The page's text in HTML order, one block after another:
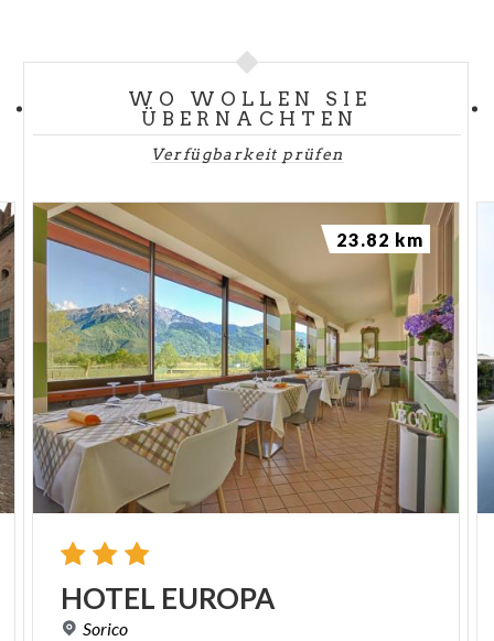
WO WOLLEN SIE
ÜBERNACHTEN
Verfügbarkeit prüfen
HOTEL EUROPA
Sorico
23.82 km